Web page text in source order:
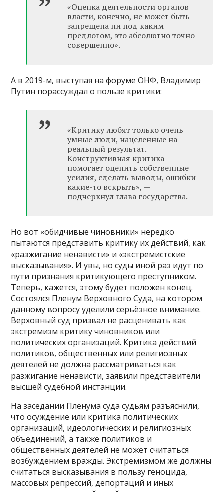
«Оценка деятельности органов
власти, конечно, не может быть
запрещена ни под каким
предлогом, это абсолютно точно
совершенно».
А в 2019-м, выступая на форуме ОНФ, Владимир
Путин порассуждал о пользе критики:
«Критику любят только очень
умные люди, нацеленные на
реальный результат.
Конструктивная критика
помогает оценить собственные
усилия, сделать выводы, ошибки
какие-то вскрыть», —
подчеркнул глава государства.
Но вот «обидчивые чиновники» нередко
пытаются представить критику их действий, как
«разжигание ненависти» и «экстремистские
высказывания». И увы, но суды иной раз идут по
пути признания критикующего преступником.
Теперь, кажется, этому будет положен конец.
Состоялся Пленум Верховного Суда, на котором
данному вопросу уделили серьёзное внимание.
Верховный суд призвал не расценивать как
экстремизм критику чиновников или
политических организаций. Критика действий
политиков, общественных или религиозных
деятелей не должна рассматриваться как
разжигание ненависти, заявили представители
высшей судебной инстанции.
На заседании Пленума суда судьям разъяснили,
что осуждение или критика политических
организаций, идеологических и религиозных
объединений, а также политиков и
общественных деятелей не может считаться
возбуждением вражды. Экстремизмом же должны
считаться высказывания в пользу геноцида,
массовых репрессий, депортаций и иных